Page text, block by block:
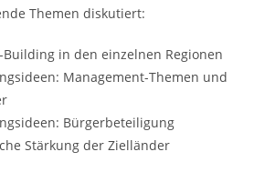
Themen diskutiert:
in den einzelnen Regionen
Management-Themen und
Bürgerbeteiligung
Stärkung der Zielländer